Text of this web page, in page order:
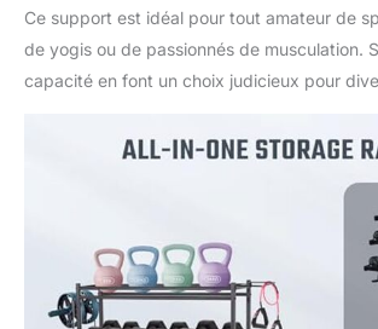
un panier
résistance et
briques de yoga
Assemblage
avec tous les
nécessaires et
instructions
une installation
une stabilité
serrez toutes les
uniquement
Ce support est idéal pour tout amateur de
de yogis ou de passionnés de musculation.
capacité en font un choix judicieux pour